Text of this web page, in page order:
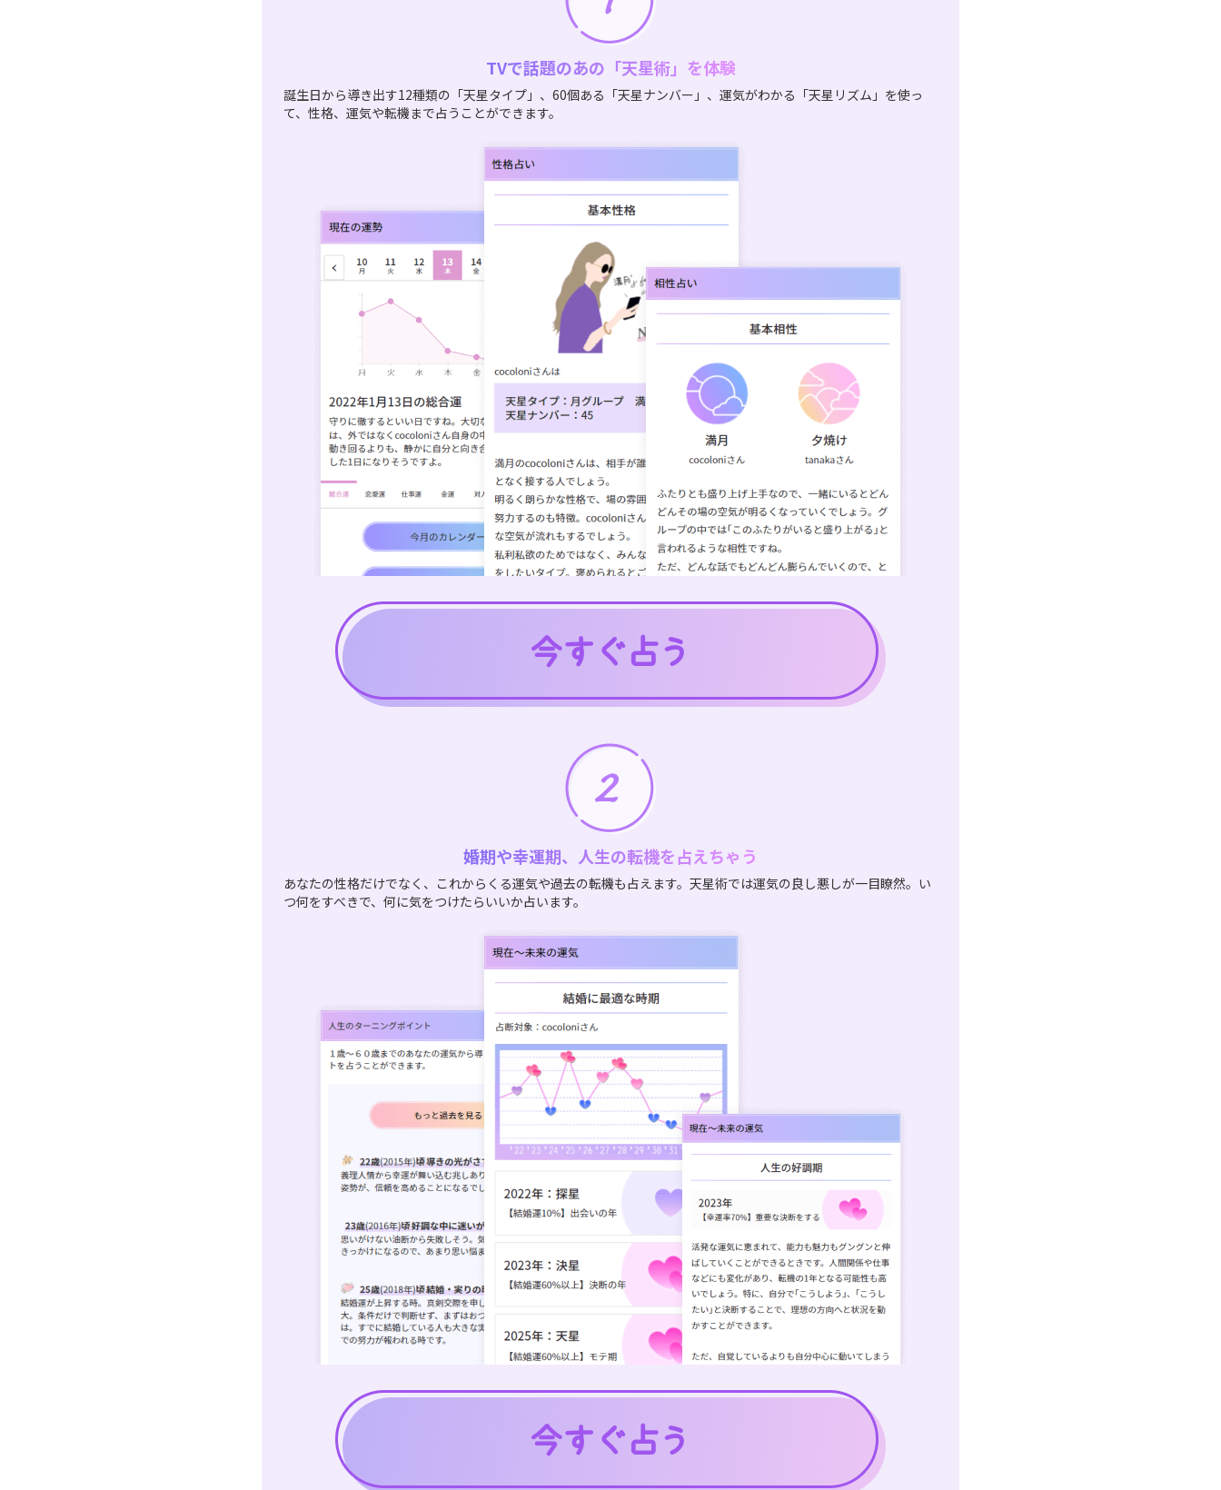
TVで話題のあの「天星術」を体験
誕生日から導き出す12種類の「天星タイプ」、60個ある「天星ナンバー」、運気がわかる「天星リズム」を使っ
て、性格、運気や転機まで占うことができます。
婚期や幸運期、人生の転機を占えちゃう
あなたの性格だけでなく、これからくる運気や過去の転機も占えます。天星術では運気の良し悪しが一目瞭然。い
つ何をすべきで、何に気をつけたらいいか占います。